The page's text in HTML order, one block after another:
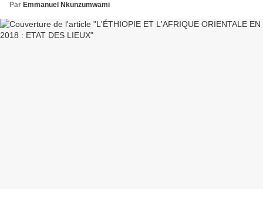
Par Emmanuel Nkunzumwami